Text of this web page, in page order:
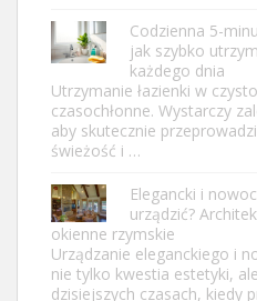
Codzienna 5-
jak szybko
każdego dnia
Utrzymanie łazienki w
czasochłonne. Wystarczy
aby skutecznie
świeżość i …
Elegancki i
urządzić?
okienne rzymskie
Urządzanie eleganckiego i
nie tylko kwestia estetyki,
dzisiejszych czasach, kiedy